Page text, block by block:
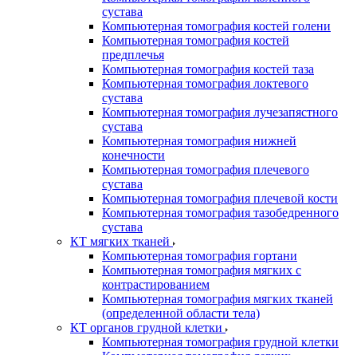
сустава
Компьютерная томография костей голени
Компьютерная томография костей
предплечья
Компьютерная томография костей таза
Компьютерная томография локтевого
сустава
Компьютерная томография лучезапястного
сустава
Компьютерная томография нижней
конечности
Компьютерная томография плечевого
сустава
Компьютерная томография плечевой кости
Компьютерная томография тазобедренного
сустава
КТ мягких тканей
Компьютерная томография гортани
Компьютерная томография мягких с
контрастированием
Компьютерная томография мягких тканей
(определенной области тела)
КТ органов грудной клетки
Компьютерная томография грудной клетки